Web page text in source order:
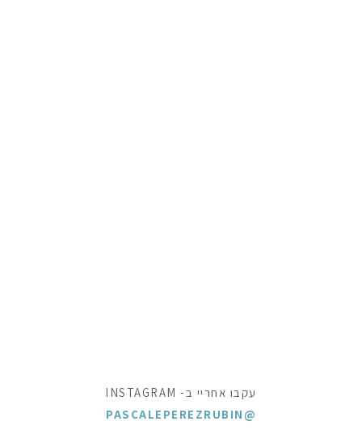
עקבו אחריי ב- INSTAGRAM
@PASCALEPEREZRUBIN